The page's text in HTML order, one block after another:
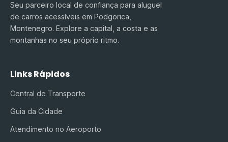
Seu parceiro local de confiança para aluguel
de carros acessíveis em Podgorica,
Montenegro. Explore a capital, a costa e as
montanhas no seu próprio ritmo.
Links Rápidos
Central de Transporte
Guia da Cidade
Atendimento no Aeroporto